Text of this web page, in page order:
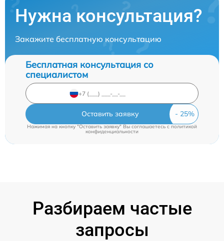
Нужна консультация?
Закажите бесплатную консультацию
Бесплатная консультация со
специалистом
Оставить заявку
Нажимая на кнопку "Оставить заявку" Вы соглашаетесь cполитикой
конфиденциальности
Разбираем частые
запросы